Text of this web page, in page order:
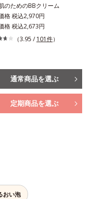
のためのBBクリーム
格 税込2,970円
格 税込2,673円
（3.95 / 101件）
通常商品を選ぶ
定期商品を選ぶ
おい泡